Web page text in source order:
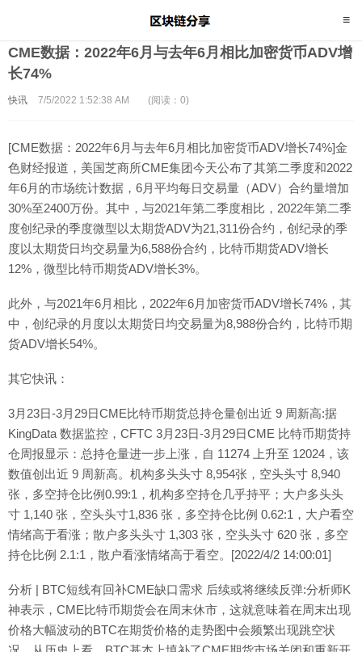
CME数据：2022年6月与去年6月相比加密货币ADV增
长74%
快讯 7/5/2022 1:52:38 AM (阅读：0)
[CME数据：2022年6月与去年6月相比加密货币ADV增长74%]金
色财经报道，美国芝商所CME集团今天公布了其第二季度和2022
年6月的市场统计数据，6月平均每日交易量（ADV）合约量增加
30%至2400万份。其中，与2021年第二季度相比，2022年第二季
度创纪录的季度微型以太期货ADV为21,311份合约，创纪录的季
度以太期货日均交易量为6,588份合约，比特币期货ADV增长
12%，微型比特币期货ADV增长3%。
此外，与2021年6月相比，2022年6月加密货币ADV增长74%，其
中，创纪录的月度以太期货日均交易量为8,988份合约，比特币期
货ADV增长54%。
其它快讯：
3月23日-3月29日CME比特币期货总持仓量创出近 9 周新高:据
KingData 数据监控，CFTC 3月23日-3月29日CME 比特币期货持
仓周报显示：总持仓量进一步上涨，自 11274 上升至 12024，该
数值创出近 9 周新高。机构多头头寸 8,954张，空头头寸 8,940
张，多空持仓比例0.99:1，机构多空持仓几乎持平；大户多头头
寸 1,140 张，空头头寸1,836 张，多空持仓比例 0.62:1，大户看空
情绪高于看涨；散户多头头寸 1,303 张，空头头寸 620 张，多空
持仓比例 2.1:1，散户看涨情绪高于看空。[2022/4/2 14:00:01]
分析 | BTC短线有回补CME缺口需求 后续或将继续反弹:分析师K
神表示，CME比特币期货会在周末休市，这就意味着在周末出现
价格大幅波动的BTC在期货价格的走势图中会频繁出现跳空状